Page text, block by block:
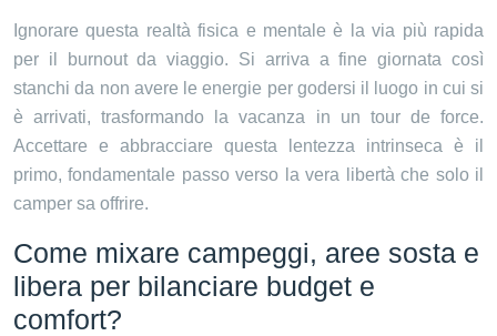
Ignorare questa realtà fisica e mentale è la via più rapida
per il burnout da viaggio. Si arriva a fine giornata così
stanchi da non avere le energie per godersi il luogo in cui si
è arrivati, trasformando la vacanza in un tour de force.
Accettare e abbracciare questa lentezza intrinseca è il
primo, fondamentale passo verso la vera libertà che solo il
camper sa offrire.
Come mixare campeggi, aree sosta e
libera per bilanciare budget e
comfort?